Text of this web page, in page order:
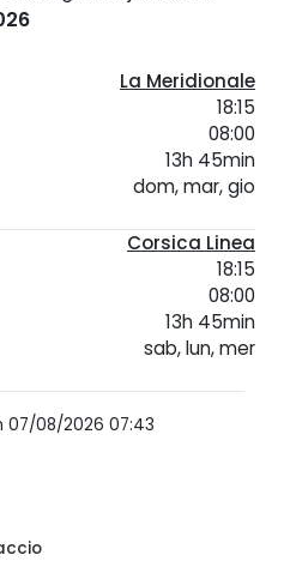
La Meridionale
18:15
08:00
13h 45min
dom, mar, gio
Corsica Linea
18:15
08:00
13h 45min
sab, lun, mer
07/08/2026 07:43